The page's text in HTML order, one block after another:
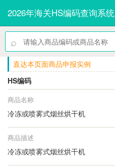
2026年海关HS编码查询系统
⌕
直达本页面商品申报实例
HS编码
商品名称
冷冻或喷雾式烟丝烘干机
商品描述
冷冻或喷雾式烟丝烘干机